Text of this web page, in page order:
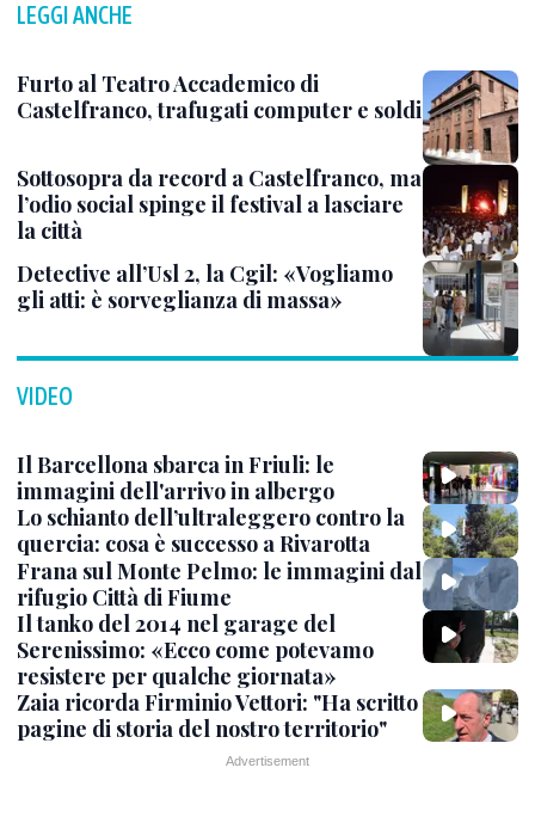
LEGGI ANCHE
Furto al Teatro Accademico di
Castelfranco, trafugati computer e soldi
Sottosopra da record a Castelfranco, ma
l’odio social spinge il festival a lasciare
la città
Detective all’Usl 2, la Cgil: «Vogliamo
gli atti: è sorveglianza di massa»
VIDEO
Il Barcellona sbarca in Friuli: le
immagini dell'arrivo in albergo
Lo schianto dell’ultraleggero contro la
quercia: cosa è successo a Rivarotta
Frana sul Monte Pelmo: le immagini dal
rifugio Città di Fiume
Il tanko del 2014 nel garage del
Serenissimo: «Ecco come potevamo
resistere per qualche giornata»
Zaia ricorda Firminio Vettori: "Ha scritto
pagine di storia del nostro territorio"